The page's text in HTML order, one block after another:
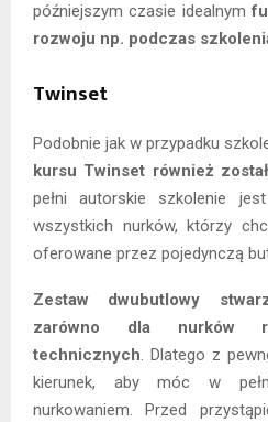
późniejszym czasie idealnym
rozwoju np. podczas
Twinset
Podobnie jak w przypadku
kursu Twinset również
pełni autorskie szkolenie
wszystkich nurków, którzy
oferowane przez pojedynczą
Zestaw dwubutlowy
zarówno dla nurków
technicznych. Dlatego z
kierunek, aby móc w
nurkowaniem. Przed